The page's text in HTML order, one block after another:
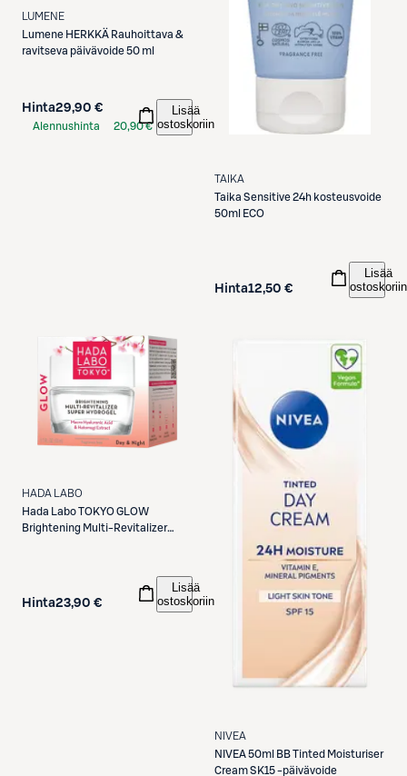
LUMENE
Lumene HERKKÄ Rauhoittava &
ravitseva päivävoide 50 ml
Hinta29,90 €
Alennushinta
20,90 €
Lisää
ostoskoriin
TAIKA
Taika Sensitive 24h kosteusvoide
50ml ECO
Hinta12,50 €
Lisää
ostoskoriin
HADA LABO
Hada LaboTOKYO GLOW
Brightening Multi-Revitalizer
Hinta23,90 €
Lisää
ostoskoriin
NIVEA
NIVEA50ml BB Tinted Moisturiser
Cream SK15 -päivävoide